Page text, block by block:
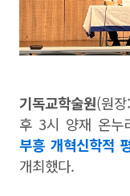
기독교학술원(원
후 3시 양재 온누
부흥 개혁신학적
개최했다.